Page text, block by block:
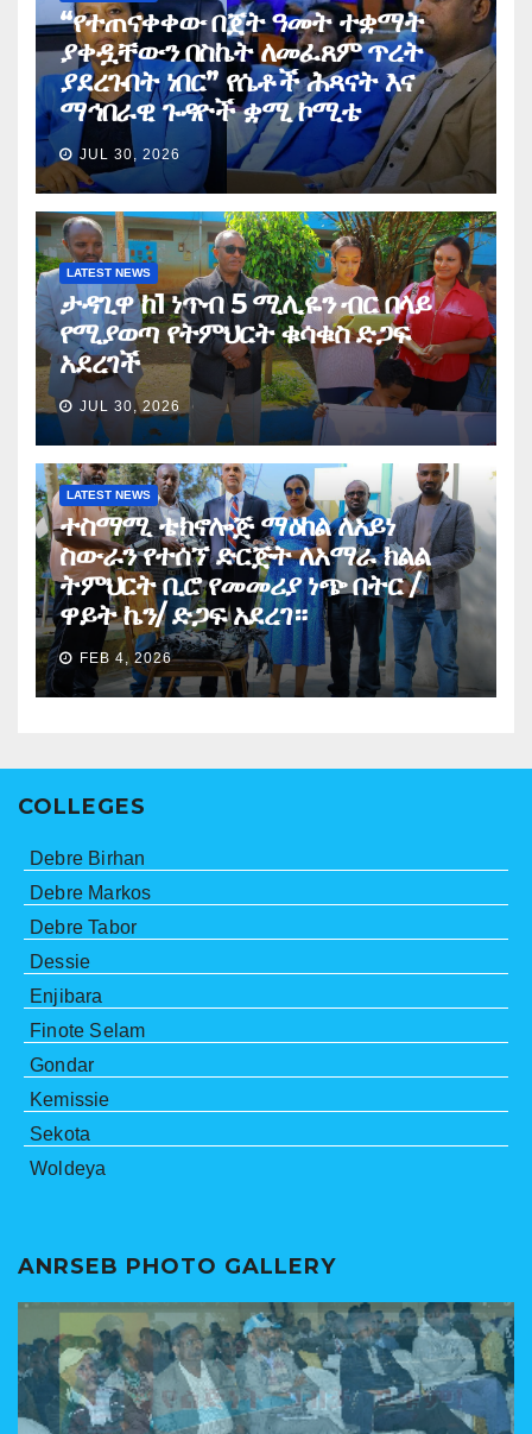
“የተጠናቀቀው በጀት ዓመት ተቋማት
ያቀዷቸውን በስኬት ለመፈጸም ጥረት
ያደረጉበት ነበር” የሴቶች ሕጻናት እና
ማኅበራዊ ጉዳዮች ቋሚ ኮሚቴ
JUL 30, 2026
LATEST NEWS
ታዳጊዋ ከ1 ነጥብ 5 ሚሊዬን ብር በላይ
የሚያወጣ የትምህርት ቁሳቁስ ድጋፍ
አደረገች
JUL 30, 2026
LATEST NEWS
ተስማሚ ቴክኖሎጅ ማዕከል ለአይነ
ስውራን የተሰኘ ድርጅት ለአማራ ክልል
ትምህርት ቢሮ የመመሪያ ነጭ በትር /
ዋይት ኬን/ ድጋፍ አደረገ።
FEB 4, 2026
COLLEGES
Debre Birhan
Debre Markos
Debre Tabor
Dessie
Enjibara
Finote Selam
Gondar
Kemissie
Sekota
Woldeya
ANRSEB PHOTO GALLERY